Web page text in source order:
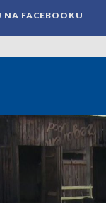
NA FACEBOOKU